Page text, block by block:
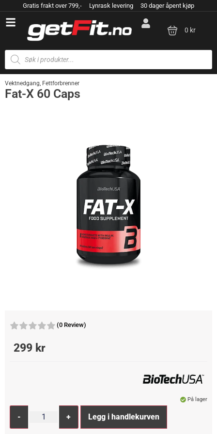
Gratis frakt over 799,- Lynrask levering 30 dager åpent kjøp
0 kr
Vektnedgang, Fettforbrenner
Fat-X 60 Caps
(0 Review)
299 kr
På lager
- + Legg i handlekurven